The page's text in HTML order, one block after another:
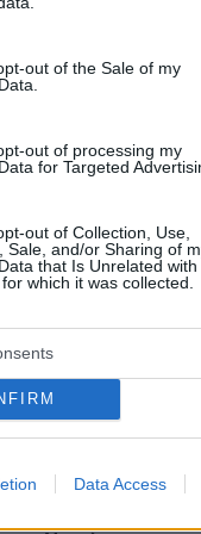
to Google and its
below specified
out of the Sale of my
out of processing my
for Targeted
out of Collection, Use,
Sale, and/or Sharing of
that Is Unrelated
which it was collected.
Data Access
έφερε στον κόσμο
της περί...
την εμφάνισή της η
Όσμαν στις
Τουρκία, βίντεο